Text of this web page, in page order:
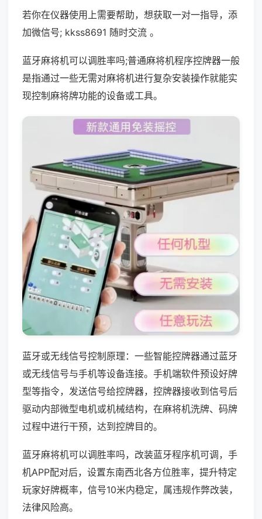
若你在仪器使用上需要帮助，想获取一对一指导，添
加微信号; kkss8691 随时交流 。
蓝牙麻将机可以调胜率吗;普通麻将机程序控牌器一般
是指通过一些无需对麻将机进行复杂安装操作就能实
现控制麻将牌功能的设备或工具。
蓝牙或无线信号控制原理：一些智能控牌器通过蓝牙
或无线信号与手机等设备连接。手机端软件预设好牌
型等指令，发送信号给控牌器，控牌器接收到信号后
驱动内部微型电机或机械结构，在麻将机洗牌、码牌
过程中进行干预，达到控牌目的。
蓝牙麻将机可以调胜率吗，改装蓝牙程序机可调，手
机APP配对后，设置东南西北各方位胜率，提升特定
玩家好牌概率，信号10米内稳定，属违规作弊改装，
法律风险高。